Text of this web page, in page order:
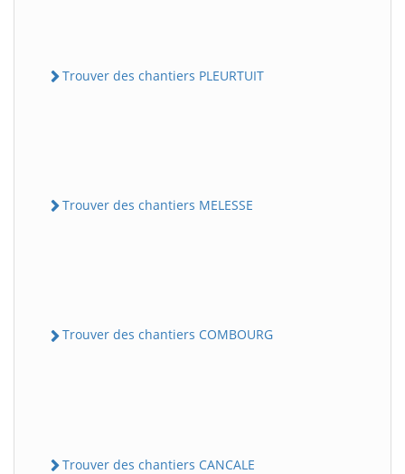
Trouver des chantiers PLEURTUIT
Trouver des chantiers MELESSE
Trouver des chantiers COMBOURG
Trouver des chantiers CANCALE